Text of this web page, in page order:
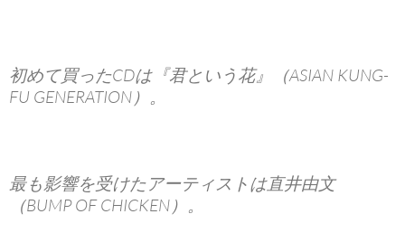
初めて買ったCDは『君という花』（ASIAN KUNG-
FU GENERATION）。
最も影響を受けたアーティストは直井由文
（BUMP OF CHICKEN）。